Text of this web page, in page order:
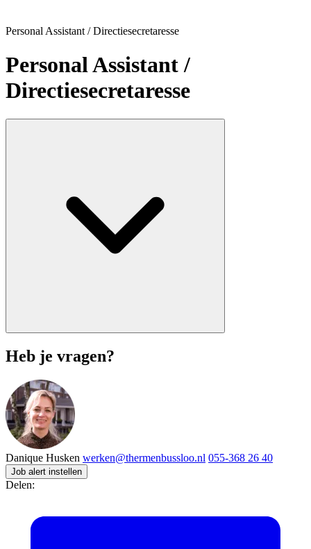
Personal Assistant / Directiesecretaresse
Personal Assistant /
Directiesecretaresse
Heb je vragen?
Danique Husken werken@thermenbussloo.nl 055-368 26 40
Job alert instellen
Delen: